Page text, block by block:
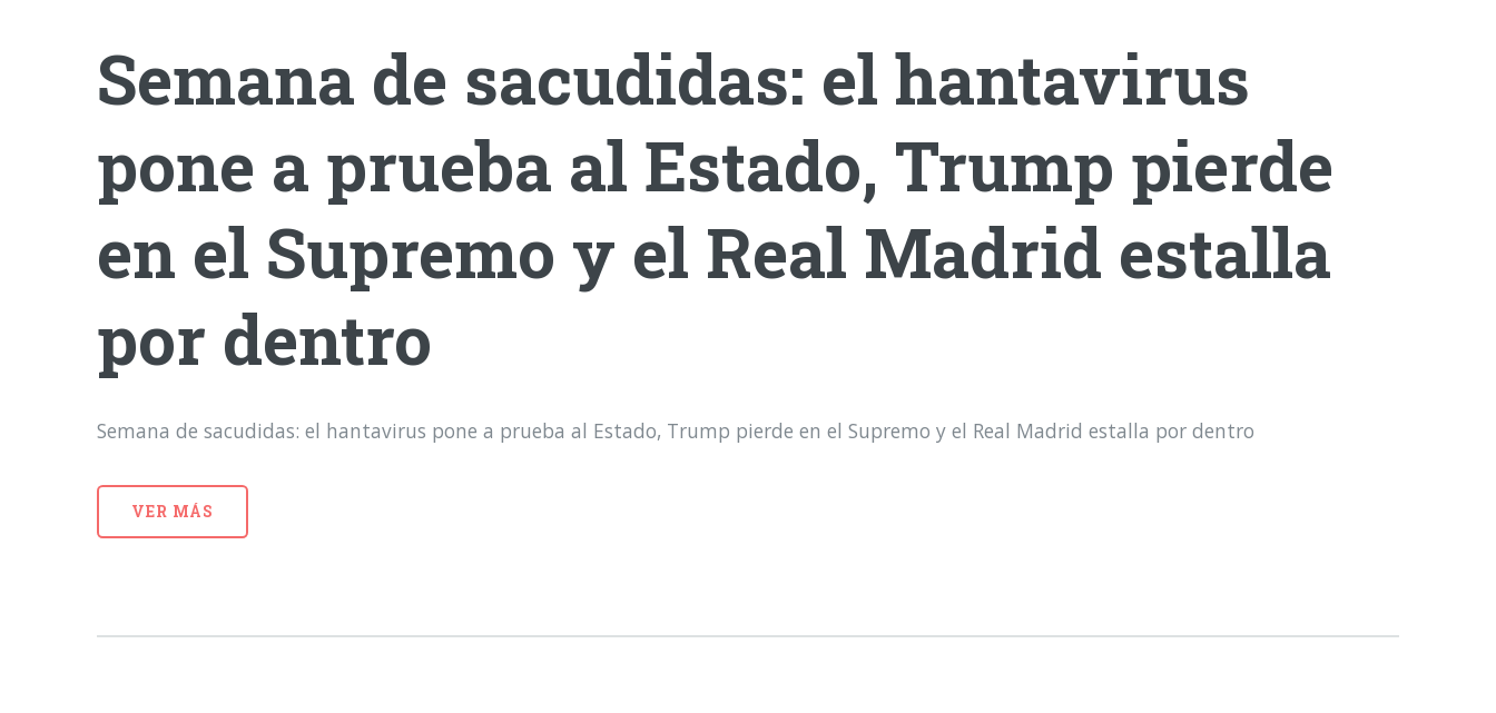
Semana de sacudidas: el hantavirus
pone a prueba al Estado, Trump pierde
en el Supremo y el Real Madrid estalla
por dentro
Semana de sacudidas: el hantavirus pone a prueba al Estado, Trump pierde en el Supremo y el Real Madrid estalla por dentro
VER MÁS